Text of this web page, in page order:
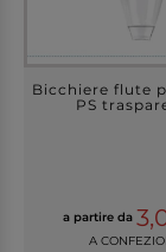
Bicchiere flute
PS
a partire da
A